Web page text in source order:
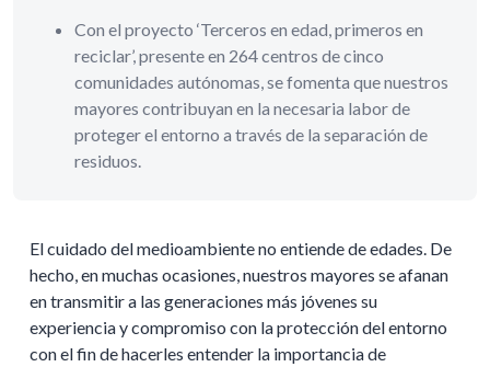
Con el proyecto ‘Terceros en edad, primeros en
reciclar’, presente en 264 centros de cinco
comunidades autónomas, se fomenta que nuestros
mayores contribuyan en la necesaria labor de
proteger el entorno a través de la separación de
residuos.
El cuidado del medioambiente no entiende de edades. De
hecho, en muchas ocasiones, nuestros mayores se afanan
en transmitir a las generaciones más jóvenes su
experiencia y compromiso con la protección del entorno
con el fin de hacerles entender la importancia de